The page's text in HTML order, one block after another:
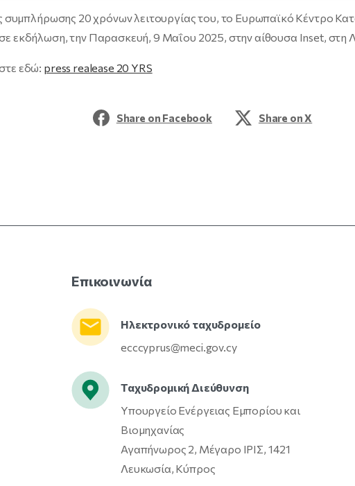
συμπλήρωσης 20 χρόνων λειτουργίας του, το Ευρωπαϊκό Κέντρο
εκδήλωση, την Παρασκευή, 9 Μαΐου 2025, στην αίθουσα Inset, στη
εδώ: press realease 20 YRS
Share on Facebook Share on X
Επικοινωνία
Ηλεκτρονικό ταχυδρομείο
ecccyprus@meci.gov.cy
Ταχυδρομική Διεύθυνση
Υπουργείο Ενέργειας Εμπορίου και
Βιομηχανίας
Αγαπήνωρος 2, Μέγαρο ΙΡΙΣ, 1421
Λευκωσία, Κύπρος